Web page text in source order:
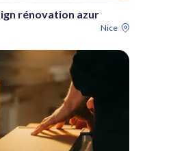
rénovation azur
Nice